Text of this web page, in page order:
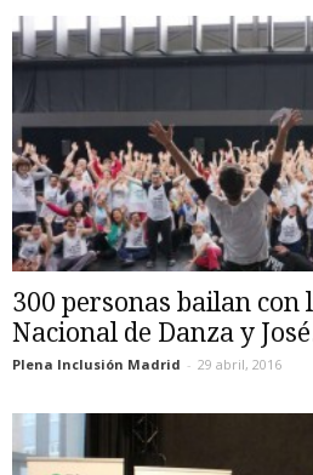
300 personas bailan con
Nacional de Danza y
Plena Inclusión Madrid - 29 abril, 2016